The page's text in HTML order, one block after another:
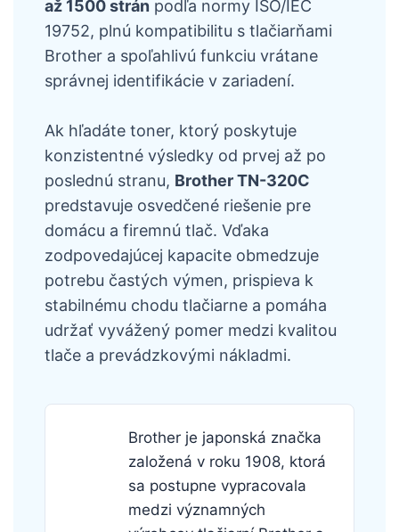
až 1500 strán podľa normy ISO/IEC
19752, plnú kompatibilitu s tlačiarňami
Brother a spoľahlivú funkciu vrátane
správnej identifikácie v zariadení.
Ak hľadáte toner, ktorý poskytuje
konzistentné výsledky od prvej až po
poslednú stranu, Brother TN-320C
predstavuje osvedčené riešenie pre
domácu a firemnú tlač. Vďaka
zodpovedajúcej kapacite obmedzuje
potrebu častých výmen, prispieva k
stabilnému chodu tlačiarne a pomáha
udržať vyvážený pomer medzi kvalitou
tlače a prevádzkovými nákladmi.
Brother je japonská značka
založená v roku 1908, ktorá
sa postupne vypracovala
medzi významných